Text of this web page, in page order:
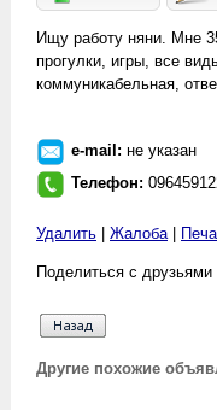
Ищу работу няни. Мне
прогулки, игры, все
коммуникабельная,
e-mail: не указан
Телефон:
Удалить Жалоба|
Поделиться с
Другие похожие